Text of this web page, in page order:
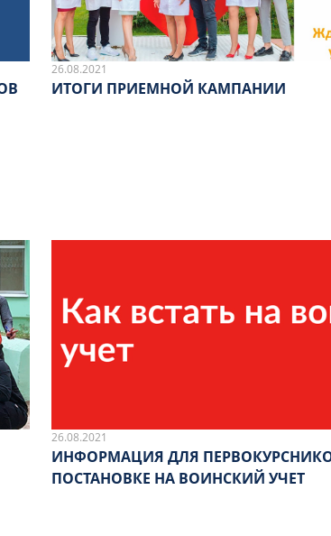
26.08.2021
ИТОГИ ПРИЕМНОЙ КАМПАНИИ
26.08.2021
ИНФОРМАЦИЯ ДЛЯ
ПОСТАНОВКЕ НА ВОИНСКИЙ УЧЕТ